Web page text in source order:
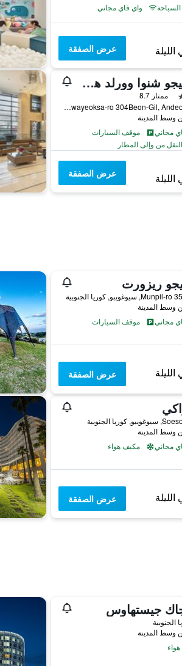
واي فاي مجاني
عرض الصفقة
لاندينغ جيجو شنوا وورلد هوتلز آند ريزورتس
ممتاز 8.7
38, Sinhwayeoksa-ro 304Beon-Gil, Andeok-Myeon, سيوغويبو, كوريا الجنوبية
مجاني
موقف السيارات
من وإلى المطار
عرض الصفقة
ريزورت
مجاني
موقف السيارات
عرض الصفقة
مجاني
مكيف هواء
عرض الصفقة
جيستهاوس
الجنوبية